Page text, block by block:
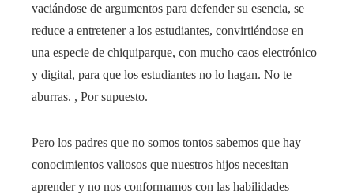
vaciándose de argumentos para defender su esencia, se
reduce a entretener a los estudiantes, convirtiéndose en
una especie de chiquiparque, con mucho caos electrónico
y digital, para que los estudiantes no lo hagan. No te
aburras. , Por supuesto.
Pero los padres que no somos tontos sabemos que hay
conocimientos valiosos que nuestros hijos necesitan
aprender y no nos conformamos con las habilidades